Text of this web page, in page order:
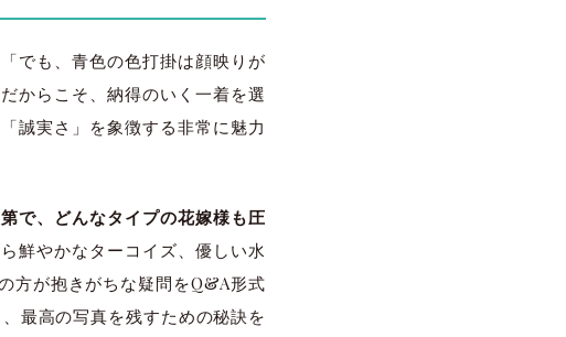
でも、青色の色打掛は顔映りが
からこそ、納得のいく一着を選
誠実さ」を象徴する非常に魅力
で、どんなタイプの花嫁様も圧
鮮やかなターコイズ、優しい水
方が抱きがちな疑問をQ&A形式
最高の写真を残すための秘訣を